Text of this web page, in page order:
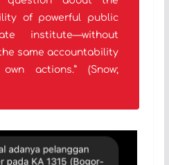
of powerful public
institute—without
same accountability
actions.” (Snow;